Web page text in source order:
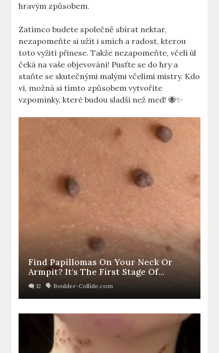
hravým způsobem.
Zatímco budete společně sbírat nektar,
nezapomeňte si užít i smích a radost, kterou
toto vyžití přinese. Takže nezapomeňte, včelí úl
čeká na vaše objevování! Pusťte se do hry a
staňte se skutečnými malými včelími mistry. Kdo
ví, možná si tímto způsobem vytvoříte
vzpomínky, které budou sladší než med! 🐝✨
Find Papillomas On Your Neck Or
Armpit? It's The First Stage Of...